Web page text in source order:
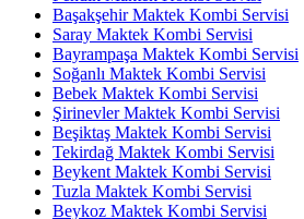
Başakşehir Maktek Kombi Servisi
Saray Maktek Kombi Servisi
Bayrampaşa Maktek Kombi Servisi
Soğanlı Maktek Kombi Servisi
Bebek Maktek Kombi Servisi
Şirinevler Maktek Kombi Servisi
Beşiktaş Maktek Kombi Servisi
Tekirdağ Maktek Kombi Servisi
Beykent Maktek Kombi Servisi
Tuzla Maktek Kombi Servisi
Beykoz Maktek Kombi Servisi